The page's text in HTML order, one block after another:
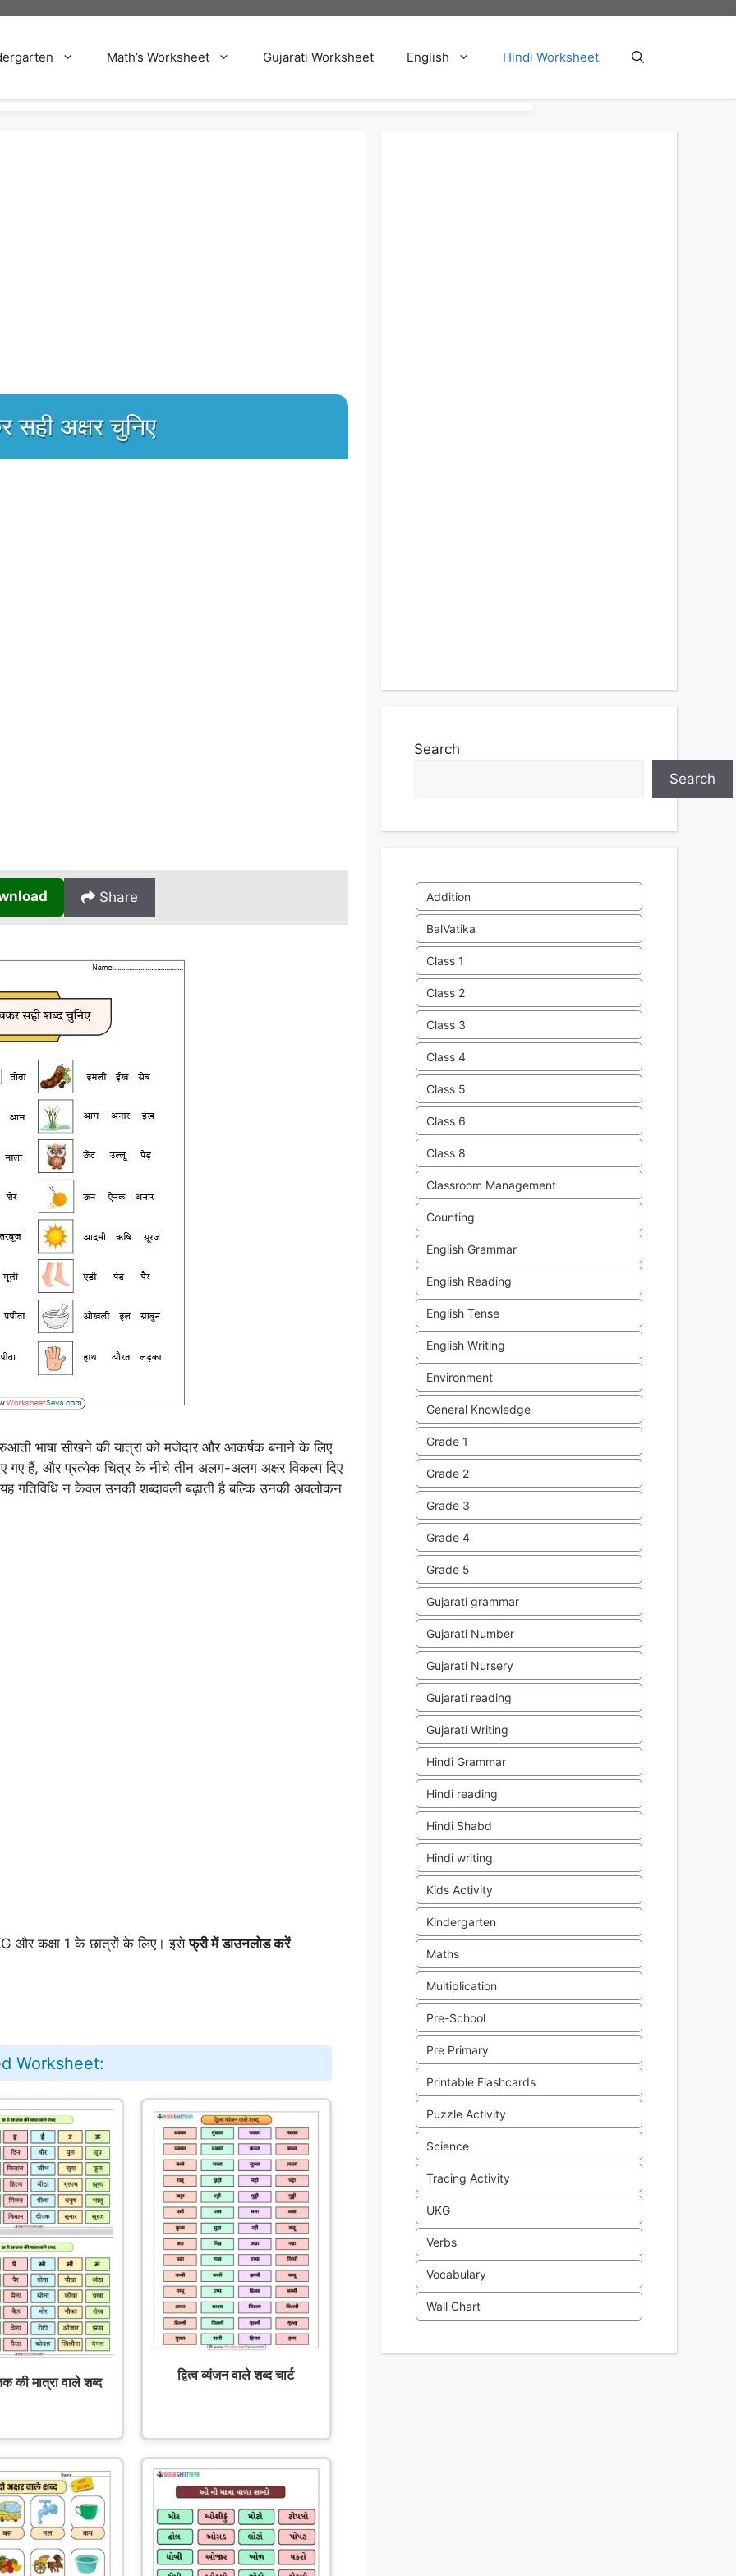
Math’s Worksheet Gujarati Worksheet English Hindi Worksheet
सही अक्षर चुनिए
Share
भाषा सीखने की यात्रा को मजेदार और आकर्षक बनाने के लिए
गए हैं, और प्रत्येक चित्र के नीचे तीन अलग-अलग अक्षर विकल्प दिए
गतिविधि न केवल उनकी शब्दावली बढ़ाती है बल्कि उनकी अवलोकन
और कक्षा 1 के छात्रों के लिए। इसेफ्री में डाउनलोड करें
Worksheet:
की मात्रा वाले शब्द द्वित्व व्यंजन वाले शब्द चार्ट
Search
Search
Addition
BalVatika
Class 1
Class 2
Class 3
Class 4
Class 5
Class 6
Class 8
Classroom Management
Counting
English Grammar
English Reading
English Tense
English Writing
Environment
General Knowledge
Grade 1
Grade 2
Grade 3
Grade 4
Grade 5
Gujarati grammar
Gujarati Number
Gujarati Nursery
Gujarati reading
Gujarati Writing
Hindi Grammar
Hindi reading
Hindi Shabd
Hindi writing
Kids Activity
Kindergarten
Maths
Multiplication
Pre-School
Pre Primary
Printable Flashcards
Puzzle Activity
Science
Tracing Activity
UKG
Verbs
Vocabulary
Wall Chart